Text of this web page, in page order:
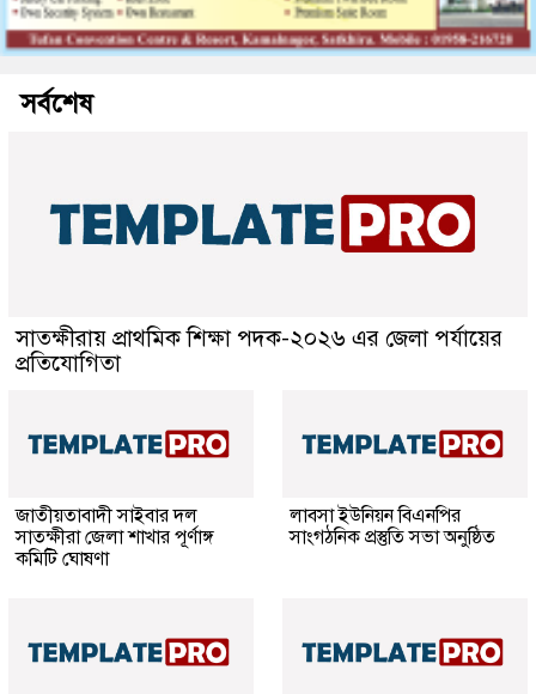
সর্বশেষ
সাতক্ষীরায় প্রাথমিক শিক্ষা পদক-২০২৬ এর জেলা পর্যায়ের
প্রতিযোগিতা
জাতীয়তাবাদী সাইবার দল
সাতক্ষীরা জেলা শাখার পূর্ণাঙ্গ
কমিটি ঘোষণা
লাবসা ইউনিয়ন বিএনপির
সাংগঠনিক প্রস্তুতি সভা অনুষ্ঠিত